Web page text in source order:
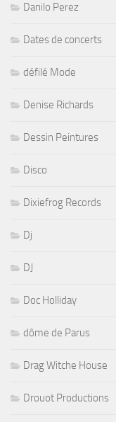
Danilo Perez
Dates de concerts
défilé Mode
Denise Richards
Dessin Peintures
Disco
Dixiefrog Records
Dj
DJ
Doc Holliday
dôme de Parus
Drag Witche House
Drouot Productions